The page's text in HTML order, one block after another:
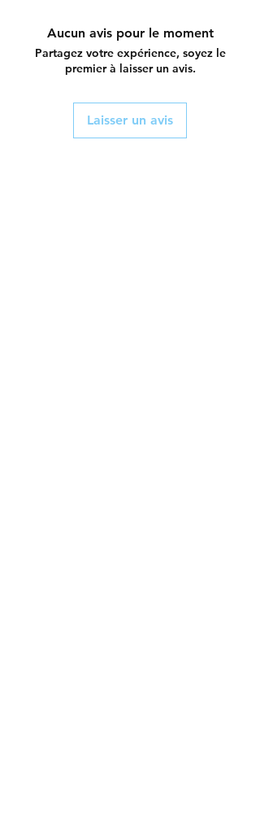
Aucun avis pour le moment
Partagez votre expérience, soyez le
premier à laisser un avis.
Laisser un avis